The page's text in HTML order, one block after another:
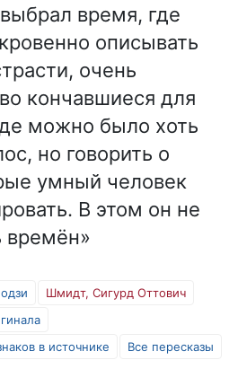
время, где
описывать
очень
кончавшиеся для
можно было хоть
но говорить о
умный человек
В этом он не
времён»
Шмидт, Сигурд Оттович
в источнике
Все пересказы